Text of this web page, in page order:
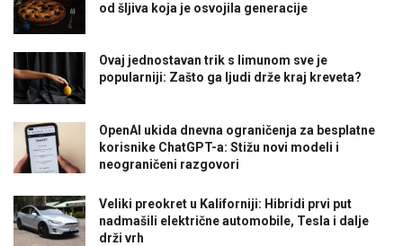
od šljiva koja je osvojila generacije
Ovaj jednostavan trik s limunom sve je
popularniji: Zašto ga ljudi drže kraj kreveta?
OpenAI ukida dnevna ograničenja za besplatne
korisnike ChatGPT-a: Stižu novi modeli i
neograničeni razgovori
Veliki preokret u Kaliforniji: Hibridi prvi put
nadmašili električne automobile, Tesla i dalje
drži vrh